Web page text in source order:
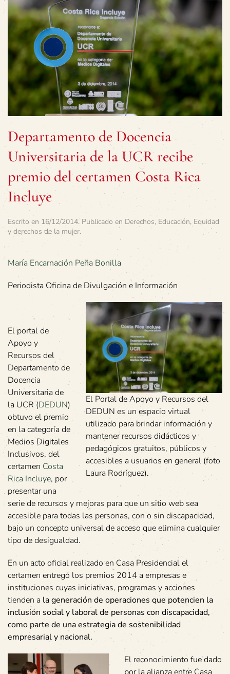
Departamento de Docencia
Universitaria de la UCR recibe
premio del certamen Costa Rica
Incluye
Escrito en 16/12/2014. Publicado en Derechos, Educación, Equidad
y derechos de la mujer.
María Encarnación Peña Bonilla
Periodista Oficina de Divulgación e Información
El Portal de Apoyo y Recursos del
DEDUN es un espacio virtual
utilizado para brindar información y
mantener recursos didácticos y
pedagógicos gratuitos, públicos y
accesibles a usuarios en general (foto
Laura Rodríguez).
El portal de
Apoyo y
Recursos del
Departamento de
Docencia
Universitaria de
la UCR (DEDUN)
obtuvo el premio
en la categoría de
Medios Digitales
Inclusivos, del
certamen Costa
Rica Incluye, por
presentar una
serie de recursos y mejoras para que un sitio web sea
accesible para todas las personas, con o sin discapacidad,
bajo un concepto universal de acceso que elimina cualquier
tipo de desigualdad.
En un acto oficial realizado en Casa Presidencial el
certamen entregó los premios 2014 a empresas e
instituciones cuyas iniciativas, programas y acciones
tienden a la generación de operaciones que potencien la
inclusión social y laboral de personas con discapacidad,
como parte de una estrategia de sostenibilidad
empresarial y nacional.
El reconocimiento fue dado